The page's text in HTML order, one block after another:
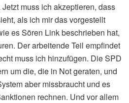
muss ich akzeptieren, dass
als ich mir das vorgestellt
es Sören Link beschrieben hat,
Der arbeitende Teil empfindet
muss ich hinzufügen. Die SPD
um die, die in Not geraten, und
aber missbraucht und es
rechnen. Und vor allem